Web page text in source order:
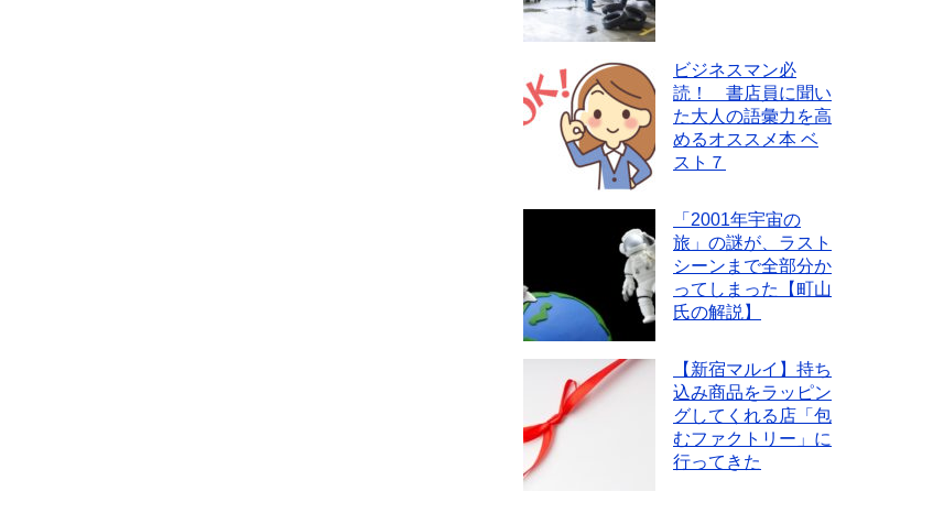
ビジネスマン必
読！ 書店員に聞い
た大人の語彙力を高
めるオススメ本 ベ
スト７
「2001年宇宙の
旅」の謎が、ラスト
シーンまで全部分か
ってしまった【町山
氏の解説】
【新宿マルイ】持ち
込み商品をラッピン
グしてくれる店「包
むファクトリー」に
行ってきた